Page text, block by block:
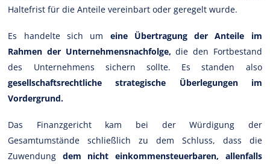
Haltefrist für die Anteile vereinbart oder geregelt wurde.
Es handelte sich um eine Übertragung der Anteile im
Rahmen der Unternehmensnachfolge, die den Fortbestand
des Unternehmens sichern sollte. Es standen also
gesellschaftsrechtliche strategische Überlegungen im
Vordergrund.
Das Finanzgericht kam bei der Würdigung der
Gesamtumstände schließlich zu dem Schluss, dass die
Zuwendung dem nicht einkommensteuerbaren, allenfalls